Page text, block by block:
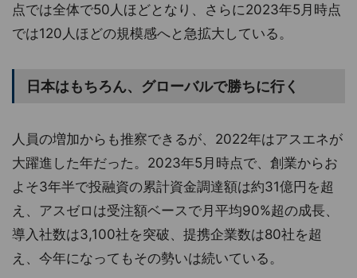
点では全体で50人ほどとなり、さらに2023年5月時点
では120人ほどの規模感へと急拡大している。
日本はもちろん、グローバルで勝ちに行く
人員の増加からも推察できるが、2022年はアスエネが
大躍進した年だった。2023年5月時点で、創業からお
よそ3年半で投融資の累計資金調達額は約31億円を超
え、アスゼロは受注額ベースで月平均90%超の成長、
導入社数は3,100社を突破、提携企業数は80社を超
え、今年になってもその勢いは続いている。